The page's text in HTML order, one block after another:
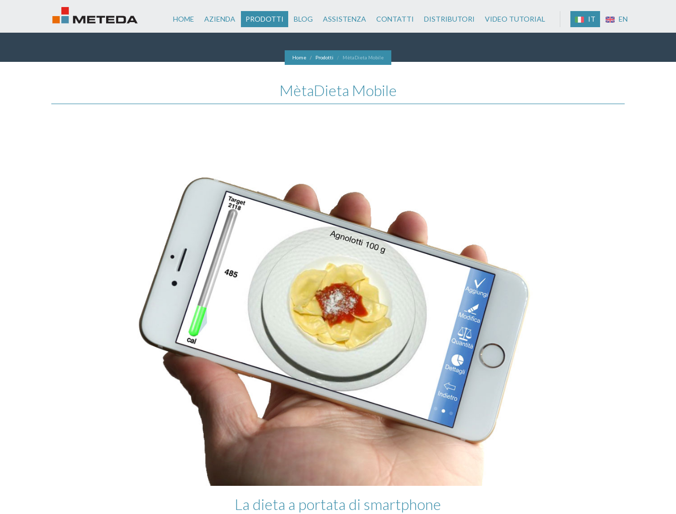
IT EN
HOME AZIENDA PRODOTTI BLOG ASSISTENZA CONTATTI DISTRIBUTORI VIDEO TUTORIAL
Home Prodotti MètaDieta Mobile
MètaDieta Mobile
La dieta a portata di smartphone